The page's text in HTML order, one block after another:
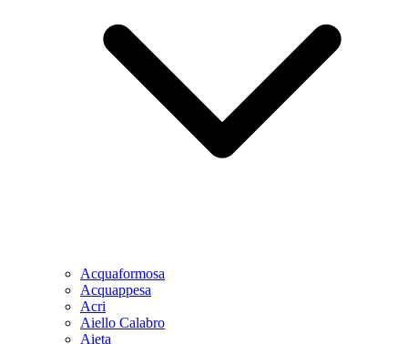
Acquaformosa
Acquappesa
Acri
Aiello Calabro
Aieta